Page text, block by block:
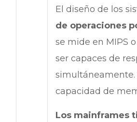
El diseño de los
de operaciones
se mide en MIPS
ser capaces de
simultáneamente.
capacidad de
Los mainframes